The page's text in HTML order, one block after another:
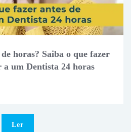
horas? Saiba o que fazer
a um Dentista 24 horas
Ler